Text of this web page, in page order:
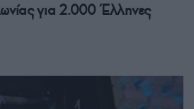
για 2.000 Έλληνες